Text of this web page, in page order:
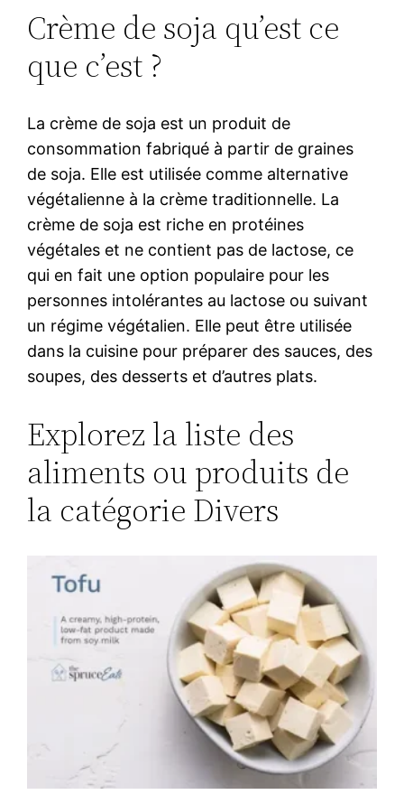
Crème de soja qu’est ce
que c’est ?
La crème de soja est un produit de
consommation fabriqué à partir de graines
de soja. Elle est utilisée comme alternative
végétalienne à la crème traditionnelle. La
crème de soja est riche en protéines
végétales et ne contient pas de lactose, ce
qui en fait une option populaire pour les
personnes intolérantes au lactose ou suivant
un régime végétalien. Elle peut être utilisée
dans la cuisine pour préparer des sauces, des
soupes, des desserts et d’autres plats.
Explorez la liste des
aliments ou produits de
la catégorie Divers